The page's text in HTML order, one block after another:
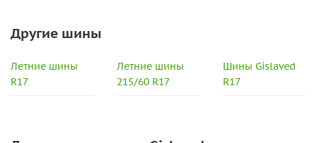
Другие шины
Летние шины
R17
Летние шины
215/60 R17
Шины Gislaved
R17